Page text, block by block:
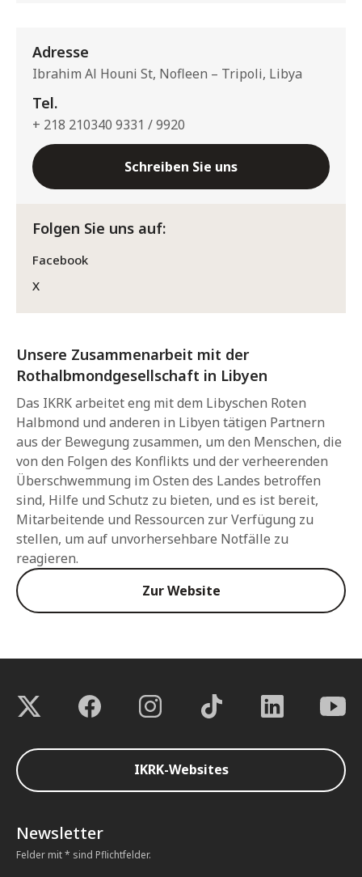
Adresse
Ibrahim Al Houni St, Nofleen – Tripoli, Libya
Tel.
+ 218 210340 9331 / 9920
Schreiben Sie uns
Folgen Sie uns auf:
Facebook
X
Unsere Zusammenarbeit mit der
Rothalbmondgesellschaft in Libyen
Das IKRK arbeitet eng mit dem Libyschen Roten
Halbmond und anderen in Libyen tätigen Partnern
aus der Bewegung zusammen, um den Menschen, die
von den Folgen des Konflikts und der verheerenden
Überschwemmung im Osten des Landes betroffen
sind, Hilfe und Schutz zu bieten, und es ist bereit,
Mitarbeitende und Ressourcen zur Verfügung zu
stellen, um auf unvorhersehbare Notfälle zu
reagieren.
Zur Website
IKRK-Websites
Newsletter
Felder mit * sind Pflichtfelder.